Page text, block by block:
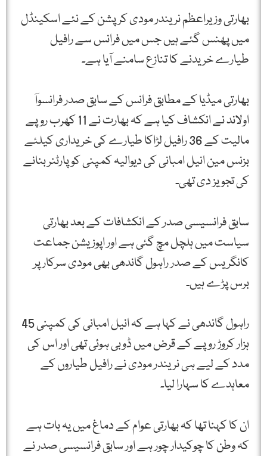
بھارتی وزیراعظم نریندر مودی کرپشن کے نئے اسکینڈل
میں پھنس گئے ہیں جس میں فرانس سے رافیل
طیارے خریدنے کا تنازع سامنے آیا ہے۔
بھارتی میڈیا کے مطابق فرانس کے سابق صدر فرانسوآ
اولاند نے انکشاف کیا ہے کہ بھارت نے 11 کھرب روپے
مالیت کے 36 رافیل لڑاکا طیارے کی خریداری کیلئے
بزنس مین انیل امبانی کی دیوالیہ کمپنی کو پارٹنر بنانے
کی تجویز دی تھی۔
سابق فرانسیسی صدر کے انکشافات کے بعد بھارتی
سیاست میں ہلچل مچ گئی ہے اور اپوزیشن جماعت
کانگریس کے صدر راہول گاندھی بھی مودی سرکار پر
برس پڑے ہیں۔
راہول گاندھی نے کہا ہے کہ انیل امبانی کی کمپنی 45
ہزار کروڑ روپے کے قرض میں ڈوبی ہوئی تھی اور اس کی
مدد کے لیے ہی نریندر مودی نے رافیل طیاروں کے
معاہدے کا سہارا لیا۔
ان کا کہنا تھا کہ بھارتی عوام کے دماغ میں یہ بات ہے
کہ وطن کا چوکیدار چور ہے اور سابق فرانسیسی صدر نے